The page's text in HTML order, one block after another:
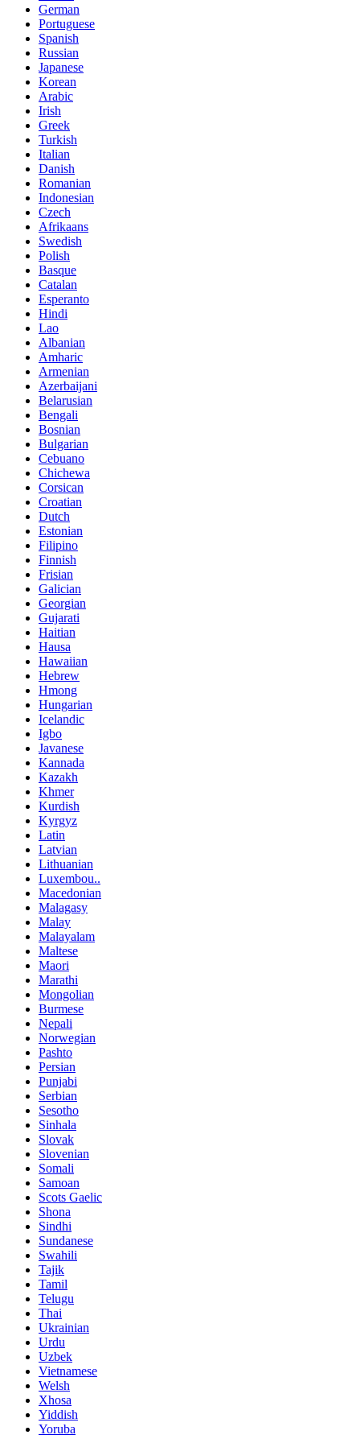
German
Portuguese
Spanish
Russian
Japanese
Korean
Arabic
Irish
Greek
Turkish
Italian
Danish
Romanian
Indonesian
Czech
Afrikaans
Swedish
Polish
Basque
Catalan
Esperanto
Hindi
Lao
Albanian
Amharic
Armenian
Azerbaijani
Belarusian
Bengali
Bosnian
Bulgarian
Cebuano
Chichewa
Corsican
Croatian
Dutch
Estonian
Filipino
Finnish
Frisian
Galician
Georgian
Gujarati
Haitian
Hausa
Hawaiian
Hebrew
Hmong
Hungarian
Icelandic
Igbo
Javanese
Kannada
Kazakh
Khmer
Kurdish
Kyrgyz
Latin
Latvian
Lithuanian
Luxembou..
Macedonian
Malagasy
Malay
Malayalam
Maltese
Maori
Marathi
Mongolian
Burmese
Nepali
Norwegian
Pashto
Persian
Punjabi
Serbian
Sesotho
Sinhala
Slovak
Slovenian
Somali
Samoan
Scots Gaelic
Shona
Sindhi
Sundanese
Swahili
Tajik
Tamil
Telugu
Thai
Ukrainian
Urdu
Uzbek
Vietnamese
Welsh
Xhosa
Yiddish
Yoruba